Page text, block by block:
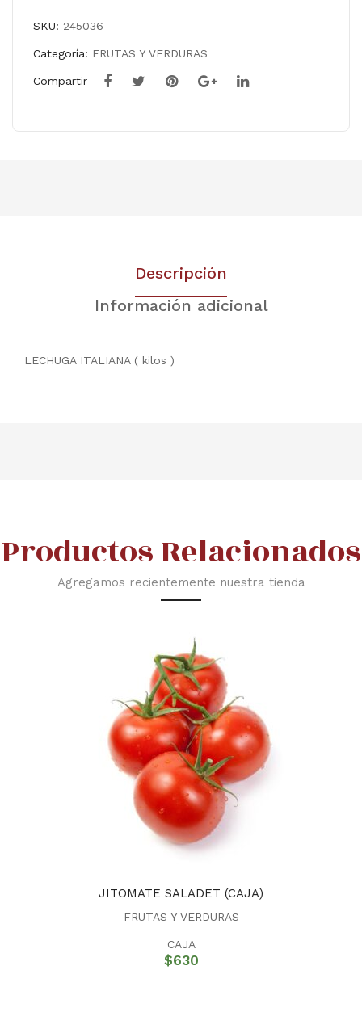
SKU: 245036
Categoría: FRUTAS Y VERDURAS
Compartir
Descripción
Información adicional
LECHUGA ITALIANA ( kilos )
Productos Relacionados
Agregamos recientemente nuestra tienda
JITOMATE SALADET (CAJA)
FRUTAS Y VERDURAS
CAJA
$630